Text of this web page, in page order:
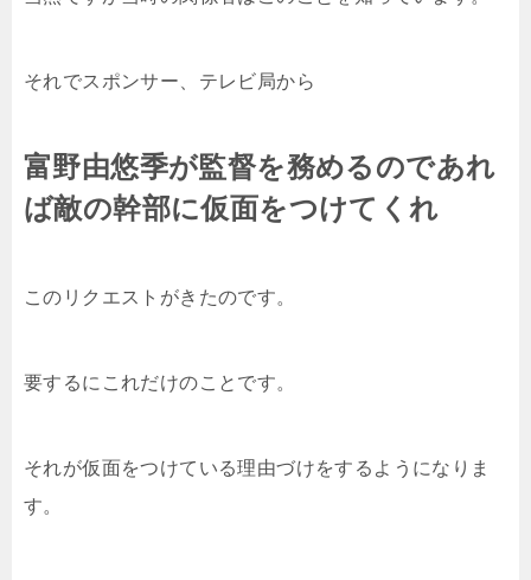
それでスポンサー、テレビ局から
富野由悠季が監督を務めるのであれ
ば敵の幹部に仮面をつけてくれ
このリクエストがきたのです。
要するにこれだけのことです。
それが仮面をつけている理由づけをするようになりま
す。